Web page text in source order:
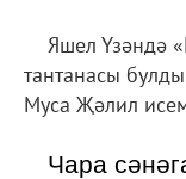
Яшел Үзәндә
тантанасы
Муса Җәлил
Чара